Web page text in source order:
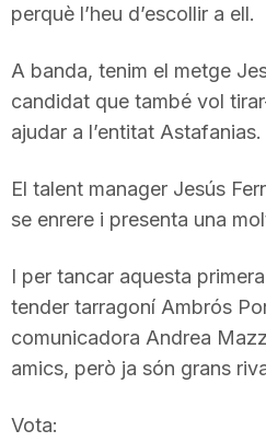
o
n
perquè l’heu d’escollir a ell.
A banda, tenim el metge
candidat que també vol
ajudar a l’entitat Astafanias.
El talent manager Jesús
se enrere i presenta una
I per tancar aquesta
tender tarragoní Ambrós
comunicadora Andrea
amics, però ja són grans
Vota: